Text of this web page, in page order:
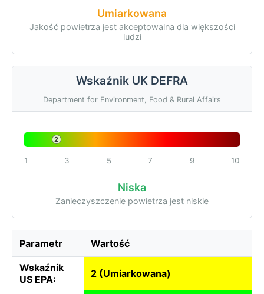
Umiarkowana
Jakość powietrza jest akceptowalna dla większości
ludzi
Wskaźnik UK DEFRA
Department for Environment, Food & Rural Affairs
2
1 3 5 7 9 10
Niska
Zanieczyszczenie powietrza jest niskie
Parametr Wartość
Wskaźnik
US EPA:
2 (Umiarkowana)